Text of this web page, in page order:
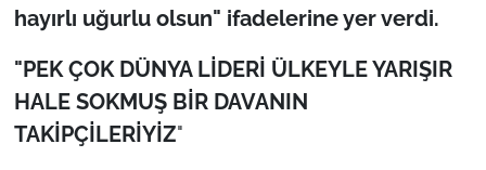
hayırlı uğurlu olsun" ifadelerine yer verdi.
"PEK ÇOK DÜNYA LİDERİ ÜLKEYLE YARIŞIR
HALE SOKMUŞ BİR DAVANIN
TAKİPÇİLERİYİZ"